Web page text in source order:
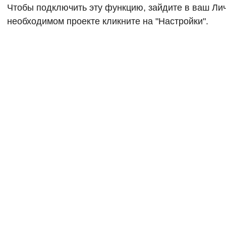
Чтобы подключить эту функцию, зайдите в ваш
необходимом проекте кликните на "Настройки".